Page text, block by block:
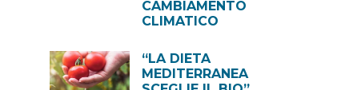
CAMBIAMENTO
CLIMATICO
“LA DIETA
MEDITERRANEA